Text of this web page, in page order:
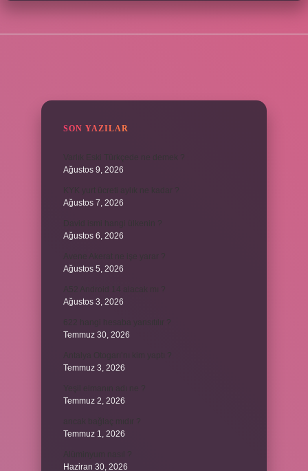
SON YAZILAR
Ağustos 9, 2026
Ağustos 7, 2026
Ağustos 6, 2026
Ağustos 5, 2026
Ağustos 3, 2026
Temmuz 30, 2026
Temmuz 3, 2026
Temmuz 2, 2026
Temmuz 1, 2026
Haziran 30, 2026